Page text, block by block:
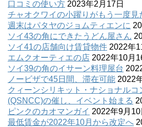
口コミの使い方 2023年2月17日
チャオクワイの小躍りがもう一度見
週末はパタヤのジョムティエンに
ソイ43の角にできたうどん屋さん
ソイ41の店舗向け賃貸物件 2022年
エムクオーティエの店 2022年10月
ソイ39の角のイサーン料理屋台
ノービザで45日間、滞在可能 2022
クィーンシリキット・ナショナル
(QSNCC)の催し、イベント始まる
ピンクのカオマンガイ 2022年9月10
最低賃金が2022年10月から改定へ